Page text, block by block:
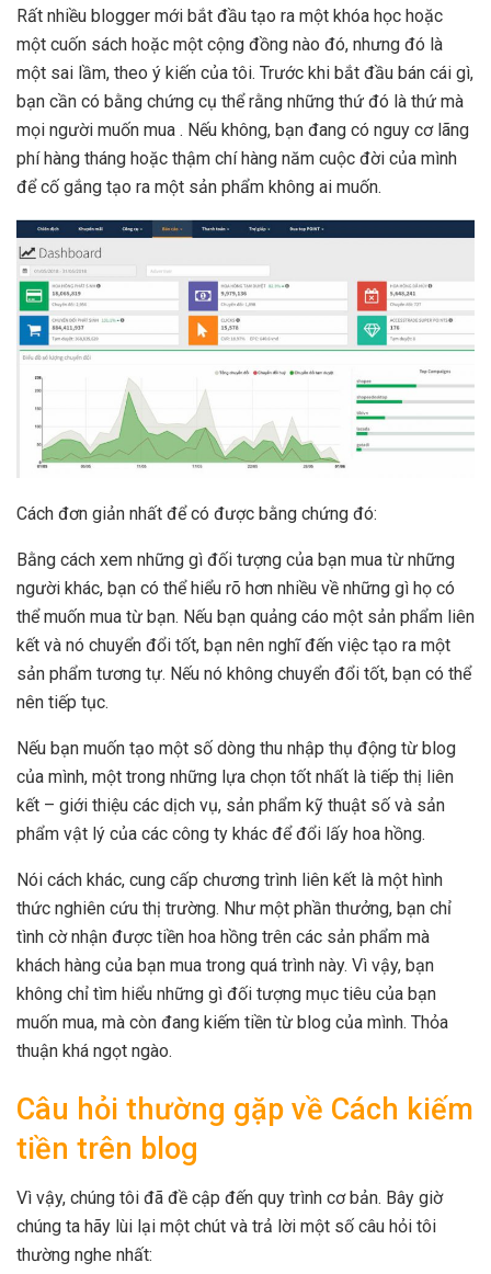
Rất nhiều blogger mới bắt đầu tạo ra một khóa học hoặc
một cuốn sách hoặc một cộng đồng nào đó, nhưng đó là
một sai lầm, theo ý kiến ​​của tôi. Trước khi bắt đầu bán cái gì,
bạn cần có bằng chứng cụ thể rằng những thứ đó là thứ mà
mọi người muốn mua . Nếu không, bạn đang có nguy cơ lãng
phí hàng tháng hoặc thậm chí hàng năm cuộc đời của mình
để cố gắng tạo ra một sản phẩm không ai muốn.
Cách đơn giản nhất để có được bằng chứng đó:
Bằng cách xem những gì đối tượng của bạn mua từ những
người khác, bạn có thể hiểu rõ hơn nhiều về những gì họ có
thể muốn mua từ bạn. Nếu bạn quảng cáo một sản phẩm liên
kết và nó chuyển đổi tốt, bạn nên nghĩ đến việc tạo ra một
sản phẩm tương tự. Nếu nó không chuyển đổi tốt, bạn có thể
nên tiếp tục.
Nếu bạn muốn tạo một số dòng thu nhập thụ động từ blog
của mình, một trong những lựa chọn tốt nhất là tiếp thị liên
kết – giới thiệu các dịch vụ, sản phẩm kỹ thuật số và sản
phẩm vật lý của các công ty khác để đổi lấy hoa hồng.
Nói cách khác, cung cấp chương trình liên kết là một hình
thức nghiên cứu thị trường. Như một phần thưởng, bạn chỉ
tình cờ nhận được tiền hoa hồng trên các sản phẩm mà
khách hàng của bạn mua trong quá trình này. Vì vậy, bạn
không chỉ tìm hiểu những gì đối tượng mục tiêu của bạn
muốn mua, mà còn đang kiếm tiền từ blog của mình. Thỏa
thuận khá ngọt ngào.
Câu hỏi thường gặp về Cách kiếm
tiền trên blog
Vì vậy, chúng tôi đã đề cập đến quy trình cơ bản. Bây giờ
chúng ta hãy lùi lại một chút và trả lời một số câu hỏi tôi
thường nghe nhất: